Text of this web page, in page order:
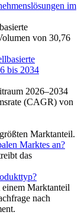
im
von 30,76
bis 2034
2026–2034
(CAGR) von
Marktanteil.
Marktes an?
das
Marktanteil
nach